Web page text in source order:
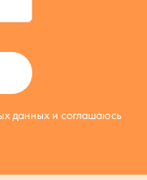
данных и соглашаюсь